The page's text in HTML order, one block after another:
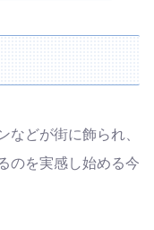
などが街に飾られ、
のを実感し始める今